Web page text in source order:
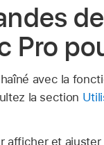
Pro
avec la
la section
et